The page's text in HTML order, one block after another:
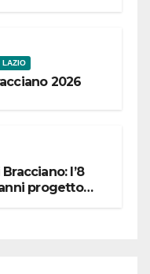
LAZIO
2026
l’8
progetto